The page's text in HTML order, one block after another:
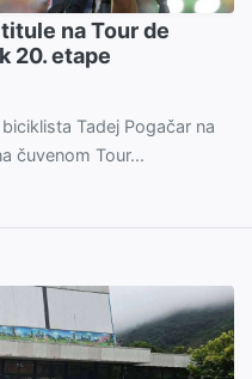
na Tour de
20. etape
Tadej Pogačar na
čuvenom Tour...